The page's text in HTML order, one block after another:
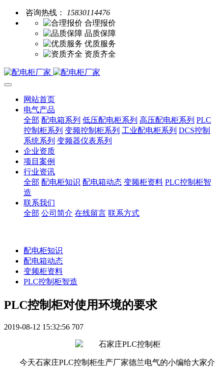
咨询热线：
15830114476
合理报价
品质保障
优质服务
资质齐全
网站首页
电气产品
全部 配电箱系列 低压配电柜系列 高压配电柜系列 PLC
控制柜系列 变频控制柜系列 工业配电柜系列 DCS控制
系统系列 变频器仪表系列
企业资质
项目案例
行业资讯
全部 配电柜知识 配电箱动态 变频柜资料 PLC控制柜智
造
联系我们
全部 公司简介 在线留言 联系方式
配电柜知识
配电箱动态
变频柜资料
PLC控制柜智造
PLC控制柜对使用环境的要求
2019-08-12 15:32:56 707
今天石家庄PLC控制柜生产厂家德兰电气的小编给大家介